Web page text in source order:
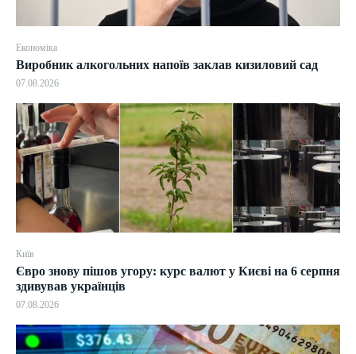
Економіка
Виробник алкогольних напоїв заклав кизиловий сад
07.08.2026
Київ
Євро знову пішов угору: курс валют у Києві на 6 серпня
здивував українців
07.08.2026